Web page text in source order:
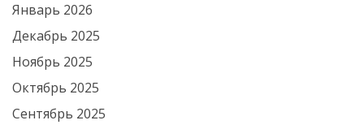
Январь 2026
Декабрь 2025
Ноябрь 2025
Октябрь 2025
Сентябрь 2025